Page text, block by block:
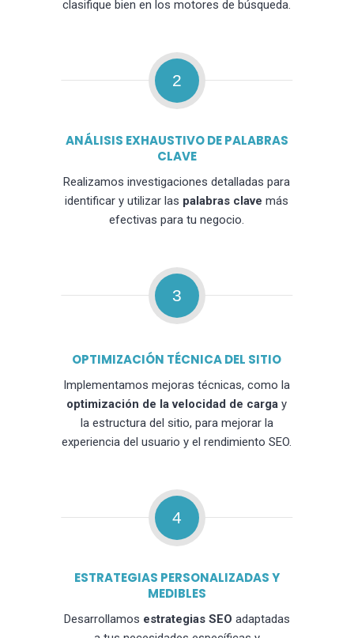
clasifique bien en los motores de búsqueda.
2
ANÁLISIS EXHAUSTIVO DE PALABRAS
CLAVE
Realizamos investigaciones detalladas para
identificar y utilizar las palabras clave más
efectivas para tu negocio.
3
OPTIMIZACIÓN TÉCNICA DEL SITIO
Implementamos mejoras técnicas, como la
optimización de la velocidad de carga y
la estructura del sitio, para mejorar la
experiencia del usuario y el rendimiento SEO.
4
ESTRATEGIAS PERSONALIZADAS Y
MEDIBLES
Desarrollamos estrategias SEO adaptadas